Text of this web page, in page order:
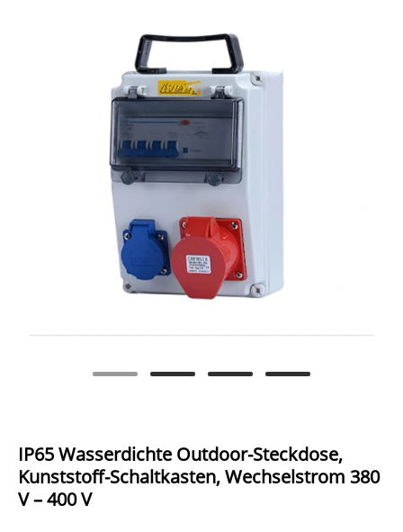
IP65 Wasserdichte Outdoor-Steckdose,
Kunststoff-Schaltkasten, Wechselstrom 380
V – 400 V